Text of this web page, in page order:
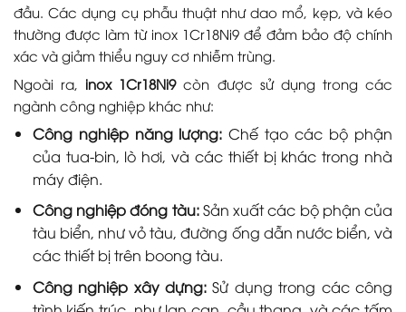
đầu. Các dụng cụ phẫu thuật như dao mổ, kẹp, và kéo
thường được làm từ inox 1Cr18Ni9 để đảm bảo độ chính
xác và giảm thiểu nguy cơ nhiễm trùng.
Ngoài ra, inox 1Cr18Ni9còn được sử dụng trong các
ngành công nghiệp khác như:
Công nghiệp năng lượng: Chế tạo các bộ phận
của tua-bin, lò hơi, và các thiết bị khác trong nhà
máy điện.
Công nghiệp đóng tàu:Sản xuất các bộ phận của
tàu biển, như vỏ tàu, đường ống dẫn nước biển, và
các thiết bị trên boong tàu.
Công nghiệp xây dựng: Sử dụng trong các công